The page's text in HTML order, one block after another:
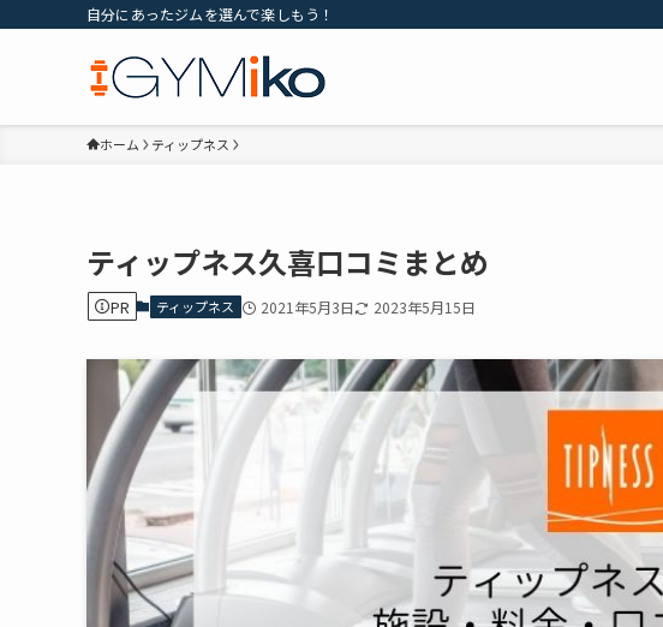
自分にあったジムを選んで楽しもう！
ホーム ティップネス
ティップネス久喜口コミまとめ
PR ティップネス 2021年5月3日 2023年5月15日